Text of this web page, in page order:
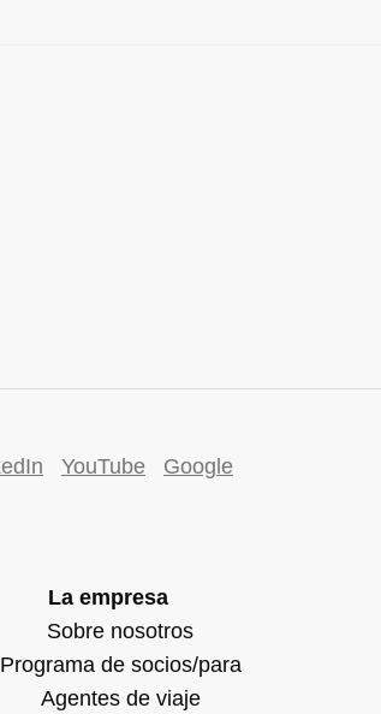
YouTube Google
La empresa
Sobre nosotros
Programa de socios/para
Agentes de viaje